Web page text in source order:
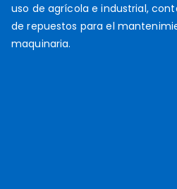
uso de agrícola e industrial,
de repuestos para el
maquinaria.